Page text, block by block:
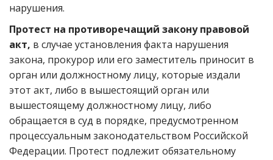
нарушения.
Протест на противоречащий закону правовой
акт, в случае установления факта нарушения
закона, прокурор или его заместитель приносит в
орган или должностному лицу, которые издали
этот акт, либо в вышестоящий орган или
вышестоящему должностному лицу, либо
обращается в суд в порядке, предусмотренном
процессуальным законодательством Российской
Федерации. Протест подлежит обязательному